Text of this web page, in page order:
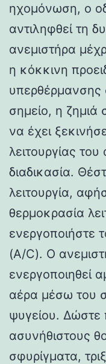
ηχομόνωση, ο
αντιληφθεί τη
ανεμιστήρα
η κόκκινη
υπερθέρμανσης
σημείο, η ζημιά
να έχει
λειτουργίας
διαδικασία.
λειτουργία,
θερμοκρασία
ενεργοποιήστε
(A/C). Ο
ενεργοποιηθεί
αέρα μέσω του
ψυγείου. Δώστε
ασυνήθιστους
σφυρίγματα,